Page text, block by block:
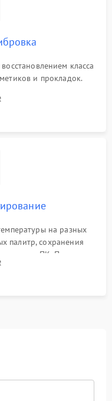
класса
и прокладок.
по эталонному
измерения температур.
на разных
палитр, сохранения
на ПК. Проверка
контроль качества.